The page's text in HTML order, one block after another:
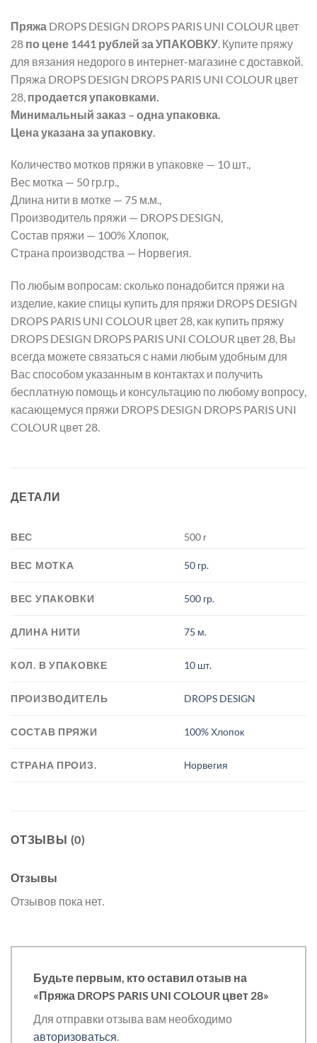
Пряжа DROPS DESIGN DROPS PARIS UNI COLOUR цвет
28 по цене 1441 рублей за УПАКОВКУ . Купите пряжу
для вязания недорого в интернет-магазине с доставкой.
Пряжа DROPS DESIGN DROPS PARIS UNI COLOUR цвет
28, продается упаковками.
Минимальный заказ – одна упаковка.
Цена указана за упаковку.
Количество мотков пряжи в упаковке — 10 шт.,
Вес мотка — 50 гр.гр.,
Длина нити в мотке — 75 м.м.,
Производитель пряжи — DROPS DESIGN,
Состав пряжи — 100% Хлопок,
Страна производства — Норвегия.
По любым вопросам: сколько понадобится пряжи на
изделие, какие спицы купить для пряжи DROPS DESIGN
DROPS PARIS UNI COLOUR цвет 28, как купить пряжу
DROPS DESIGN DROPS PARIS UNI COLOUR цвет 28, Вы
всегда можете связаться с нами любым удобным для
Вас способом указанным в контактах и получить
бесплатную помощь и консультацию по любому вопросу,
касающемуся пряжи DROPS DESIGN DROPS PARIS UNI
COLOUR цвет 28.
ДЕТАЛИ
ВЕС 500 г
ВЕС МОТКА 50 гр.
ВЕС УПАКОВКИ 500 гр.
ДЛИНА НИТИ 75 м.
КОЛ. В УПАКОВКЕ 10 шт.
ПРОИЗВОДИТЕЛЬ DROPS DESIGN
СОСТАВ ПРЯЖИ 100% Хлопок
СТРАНА ПРОИЗ. Норвегия
ОТЗЫВЫ (0)
Отзывы
Отзывов пока нет.
Будьте первым, кто оставил отзыв на
«Пряжа DROPS PARIS UNI COLOUR цвет 28»
Для отправки отзыва вам необходимо
авторизоваться